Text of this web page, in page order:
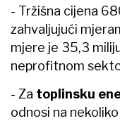
- Tržišna cijena
zahvaljujući
mjere je 35,3
neprofitnom
- Za toplinsku
odnosi na